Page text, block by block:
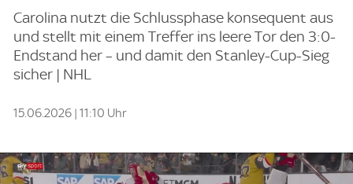
Carolina nutzt die Schlussphase konsequent aus
und stellt mit einem Treffer ins leere Tor den 3:0-
Endstand her – und damit den Stanley-Cup-Sieg
sicher | NHL
15.06.2026 | 11:10 Uhr